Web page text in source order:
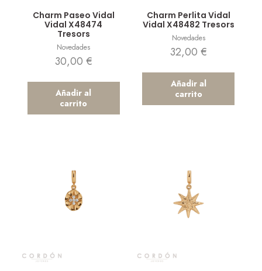
Charm Paseo Vidal
Vidal X48474
Tresors
Novedades
30,00 €
Añadir al
carrito
Charm Perlita Vidal
Vidal X48482 Tresors
Novedades
32,00 €
Añadir al
carrito